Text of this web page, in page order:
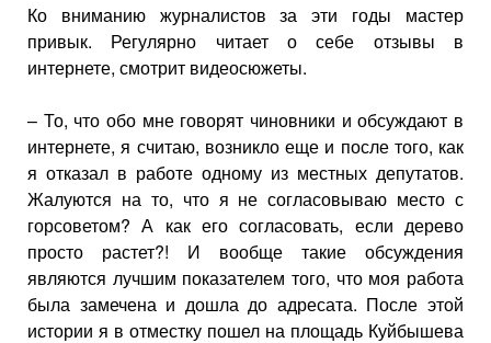
Ко вниманию журналистов за эти годы мастер
привык. Регулярно читает о себе отзывы в
интернете, смотрит видеосюжеты.
– То, что обо мне говорят чиновники и обсуждают в
интернете, я считаю, возникло еще и после того, как
я отказал в работе одному из местных депутатов.
Жалуются на то, что я не согласовываю место с
горсоветом? А как его согласовать, если дерево
просто растет?! И вообще такие обсуждения
являются лучшим показателем того, что моя работа
была замечена и дошла до адресата. После этой
истории я в отместку пошел на площадь Куйбышева